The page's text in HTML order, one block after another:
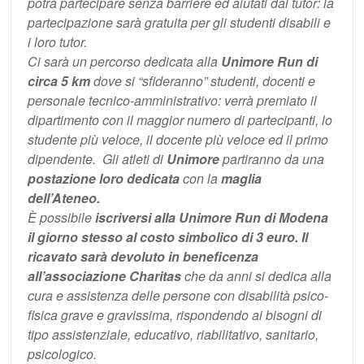
partecipazione sarà gratuita per gli studenti disabili e
i loro tutor.
Ci sarà un percorso dedicata alla Unimore Run di
circa 5 kmdove si “sfideranno” studenti, docenti e
personale tecnico-amministrativo: verrà premiato il
dipartimento con il maggior numero di partecipanti, lo
studente più veloce, il docente più veloce ed il primo
dipendente. Gli atleti di Unimorepartiranno da una
postazione loro dedicatacon lamaglia
dell’Ateneo.
È possibileiscriversi alla Unimore Run di Modena
il giorno stesso al costo simbolico di 3 euro. Il
ricavato sarà devoluto in beneficenza
all’associazione Charitasche da anni si dedica alla
cura e assistenza delle persone con disabilità psico-
fisica grave e gravissima, rispondendo ai bisogni di
tipo assistenziale, educativo, riabilitativo, sanitario,
psicologico.